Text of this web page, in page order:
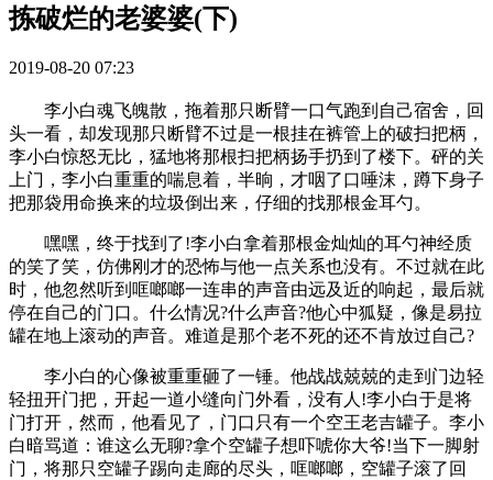
拣破烂的老婆婆(下)
2019-08-20 07:23
李小白魂飞魄散，拖着那只断臂一口气跑到自己宿舍，回
头一看，却发现那只断臂不过是一根挂在裤管上的破扫把柄，
李小白惊怒无比，猛地将那根扫把柄扬手扔到了楼下。砰的关
上门，李小白重重的喘息着，半晌，才咽了口唾沫，蹲下身子
把那袋用命换来的垃圾倒出来，仔细的找那根金耳勺。
嘿嘿，终于找到了!李小白拿着那根金灿灿的耳勺神经质
的笑了笑，仿佛刚才的恐怖与他一点关系也没有。不过就在此
时，他忽然听到哐啷啷一连串的声音由远及近的响起，最后就
停在自己的门口。什么情况?什么声音?他心中狐疑，像是易拉
罐在地上滚动的声音。难道是那个老不死的还不肯放过自己?
李小白的心像被重重砸了一锤。他战战兢兢的走到门边轻
轻扭开门把，开起一道小缝向门外看，没有人!李小白于是将
门打开，然而，他看见了，门口只有一个空王老吉罐子。李小
白暗骂道：谁这么无聊?拿个空罐子想吓唬你大爷!当下一脚射
门，将那只空罐子踢向走廊的尽头，哐啷啷，空罐子滚了回